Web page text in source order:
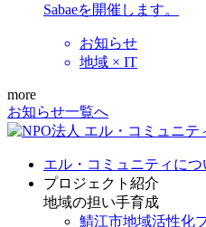
Sabaeを開催します。
お知らせ
地域 × IT
more
お知らせ一覧へ
エル・コミュニティにつ
プロジェクト紹介
地域の担い手育成
鯖江市地域活性化